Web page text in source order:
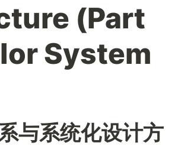
(Part
System
与系统化设计方